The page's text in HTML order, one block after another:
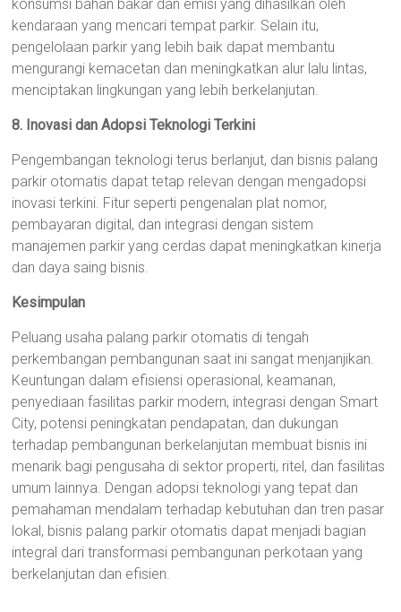
konsumsi bahan bakar dan emisi yang dihasilkan oleh
kendaraan yang mencari tempat parkir. Selain itu,
pengelolaan parkir yang lebih baik dapat membantu
mengurangi kemacetan dan meningkatkan alur lalu lintas,
menciptakan lingkungan yang lebih berkelanjutan.
8. Inovasi dan Adopsi Teknologi Terkini
Pengembangan teknologi terus berlanjut, dan bisnis palang
parkir otomatis dapat tetap relevan dengan mengadopsi
inovasi terkini. Fitur seperti pengenalan plat nomor,
pembayaran digital, dan integrasi dengan sistem
manajemen parkir yang cerdas dapat meningkatkan kinerja
dan daya saing bisnis.
Kesimpulan
Peluang usaha palang parkir otomatis di tengah
perkembangan pembangunan saat ini sangat menjanjikan.
Keuntungan dalam efisiensi operasional, keamanan,
penyediaan fasilitas parkir modern, integrasi dengan Smart
City, potensi peningkatan pendapatan, dan dukungan
terhadap pembangunan berkelanjutan membuat bisnis ini
menarik bagi pengusaha di sektor properti, ritel, dan fasilitas
umum lainnya. Dengan adopsi teknologi yang tepat dan
pemahaman mendalam terhadap kebutuhan dan tren pasar
lokal, bisnis palang parkir otomatis dapat menjadi bagian
integral dari transformasi pembangunan perkotaan yang
berkelanjutan dan efisien.